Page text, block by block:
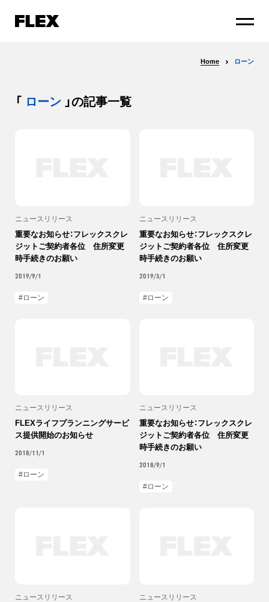
Home ローン
「 ローン 」の記事一覧
ニュースリリース
重要なお知らせ：フレックスクレ
ジットご契約者各位 住所変更
時手続きのお願い
2019/9/1
ローン
ニュースリリース
重要なお知らせ：フレックスクレ
ジットご契約者各位 住所変更
時手続きのお願い
2019/3/1
ローン
ニュースリリース
FLEXライフプランニングサービ
ス提供開始のお知らせ
2018/11/1
ローン
ニュースリリース
重要なお知らせ：フレックスクレ
ジットご契約者各位 住所変更
時手続きのお願い
2018/9/1
ローン
ニュースリリース ニュースリリース